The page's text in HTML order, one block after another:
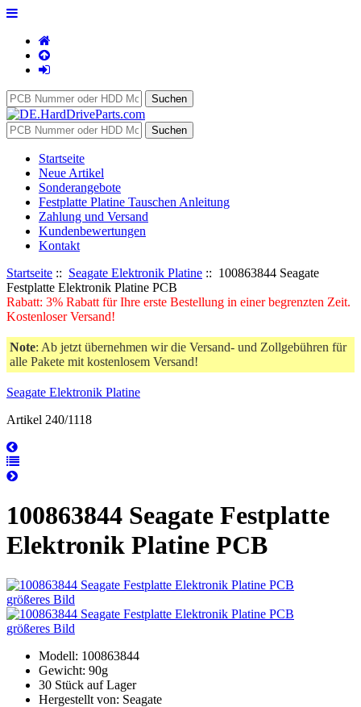
Startseite
Neue Artikel
Sonderangebote
Festplatte Platine Tauschen Anleitung
Zahlung und Versand
Kundenbewertungen
Kontakt
Startseite :: Seagate Elektronik Platine :: 100863844 Seagate
Festplatte Elektronik Platine PCB
Rabatt: 3% Rabatt für Ihre erste Bestellung in einer begrenzten Zeit.
Kostenloser Versand!
Note: Ab jetzt übernehmen wir die Versand- und Zollgebühren für
alle Pakete mit kostenlosem Versand!
Seagate Elektronik Platine
Artikel 240/1118
100863844 Seagate Festplatte
Elektronik Platine PCB
größeres Bild
größeres Bild
Modell: 100863844
Gewicht: 90g
30 Stück auf Lager
Hergestellt von: Seagate